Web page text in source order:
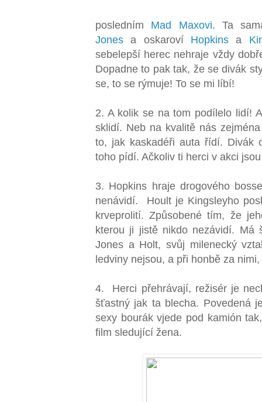
posledním Mad Maxovi. Ta
Jones a oskaroví Hopkins a
sebelepší herec nehraje vždy
Dopadne to pak tak, že se divák
se, to se rýmuje! To se mi líbí!
2. A kolik se na tom podílelo lidí!
sklidí. Neb na kvalitě nás
to, jak kaskadéři auta řídí. Divák
toho pídí. Ačkoliv ti herci v akci
3. Hopkins hraje drogového
nenávidí. Hoult je Kingsleyho
krveprolití. Způsobené tím, že
kterou ji jistě nikdo nezávidí.
Jones a Holt, svůj milenecký
ledviny nejsou, a při honbě za
4. Herci přehrávají, režisér je
šťastný jak ta blecha. Povedená
sexy bourák vjede pod kamión
film sledující žena.